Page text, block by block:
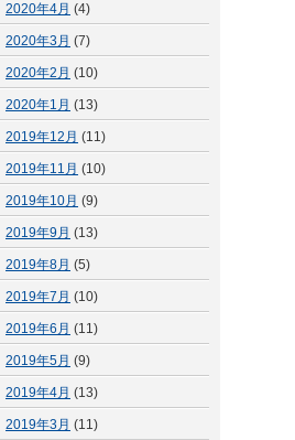
2020年4月 (4)
2020年3月 (7)
2020年2月 (10)
2020年1月 (13)
2019年12月 (11)
2019年11月 (10)
2019年10月 (9)
2019年9月 (13)
2019年8月 (5)
2019年7月 (10)
2019年6月 (11)
2019年5月 (9)
2019年4月 (13)
2019年3月 (11)